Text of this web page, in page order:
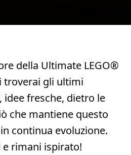
della Ultimate LEGO®
troverai gli ultimi
fresche, dietro le
che mantiene questo
continua evoluzione.
rimani ispirato!